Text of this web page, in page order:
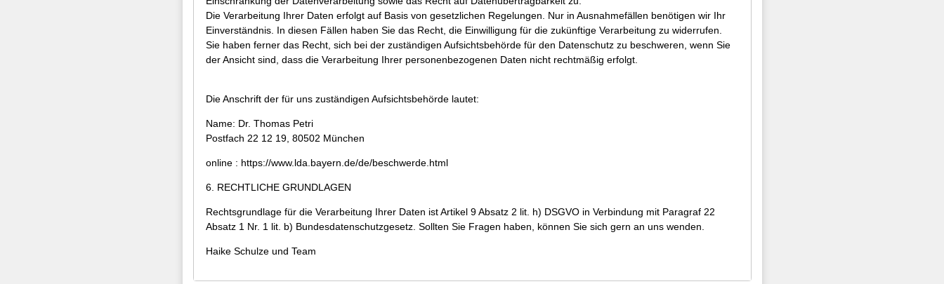
Die Verarbeitung Ihrer Daten erfolgt auf Basis von gesetzlichen Regelungen. Nur in Ausnahmefällen benötigen wir Ihr
Einverständnis. In diesen Fällen haben Sie das Recht, die Einwilligung für die zukünftige Verarbeitung zu widerrufen.
Sie haben ferner das Recht, sich bei der zuständigen Aufsichtsbehörde für den Datenschutz zu beschweren, wenn Sie
der Ansicht sind, dass die Verarbeitung Ihrer personenbezogenen Daten nicht rechtmäßig erfolgt.
Die Anschrift der für uns zuständigen Aufsichtsbehörde lautet:
Name: Dr. Thomas Petri
Postfach 22 12 19, 80502 München
online : https://www.lda.bayern.de/de/beschwerde.html
6. RECHTLICHE GRUNDLAGEN
Rechtsgrundlage für die Verarbeitung Ihrer Daten ist Artikel 9 Absatz 2 lit. h) DSGVO in Verbindung mit Paragraf 22
Absatz 1 Nr. 1 lit. b) Bundesdatenschutzgesetz. Sollten Sie Fragen haben, können Sie sich gern an uns wenden.
Haike Schulze und Team